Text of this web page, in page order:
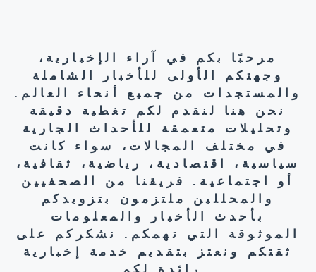
مرحبًا بكم في آراء الإخبارية،
وجهتكم الأولى للأخبار الشاملة
والمستجدات من جميع أنحاء العالم.
نحن هنا لنقدم لكم تغطية دقيقة
وتحليلات متعمقة للأحداث الجارية
في مختلف المجالات، سواء كانت
سياسية، اقتصادية، رياضية، ثقافية،
أو اجتماعية. فريقنا من الصحفيين
والمحللين ملتزمون بتزويدكم
بأحدث الأخبار والمعلومات
الموثوقة التي تهمكم. نشكركم على
ثقتكم ونعتز بتقديم خدمة إخبارية